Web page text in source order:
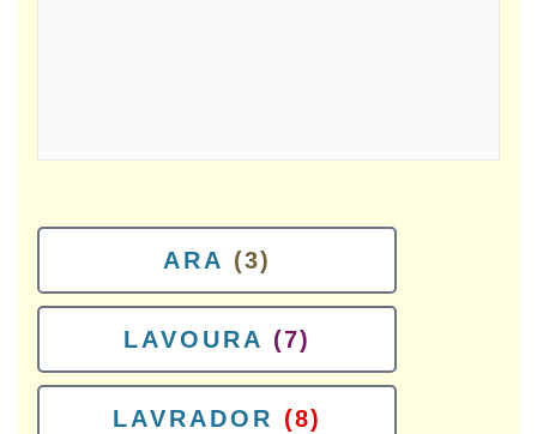
ARA (3)
LAVOURA (7)
LAVRADOR (8)